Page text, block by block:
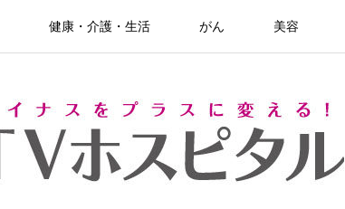
健康・介護・生活 がん 美容